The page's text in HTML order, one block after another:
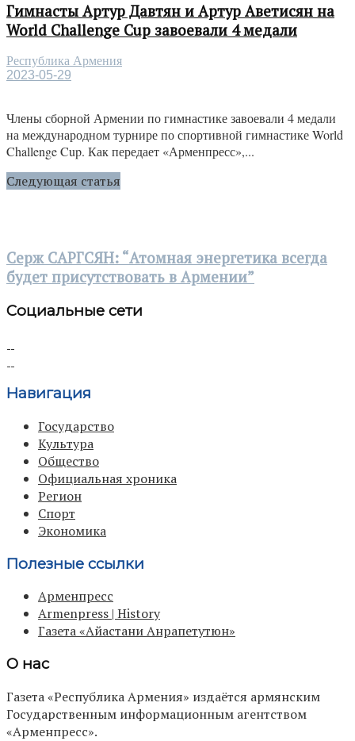
Гимнасты Артур Давтян и Артур Аветисян на
World Challenge Cup завоевали 4 медали
Республика Армения
2023-05-29
Члены сборной Армении по гимнастике завоевали 4 медали
на международном турнире по спортивной гимнастике World
Challenge Cup. Как передает «Арменпресс»,...
Следующая статья
Серж САРГСЯН: “Атомная энергетика всегда
будет присутствовать в Армении”
Социальные сети
Навигация
Государство
Культура
Общество
Официальная хроника
Регион
Спорт
Экономика
Полезные ссылки
Арменпресс
Armenpress | History
Газета «Айастани Анрапетутюн»
О нас
Газета «Республика Армения» издаётся армянским
Государственным информационным агентством
«Арменпресс».